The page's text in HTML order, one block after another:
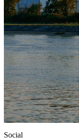
Social